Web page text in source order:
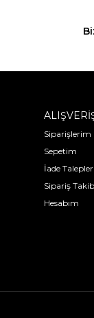
Siparişlerim
Sepetim
İade
Sipariş
Hesabım